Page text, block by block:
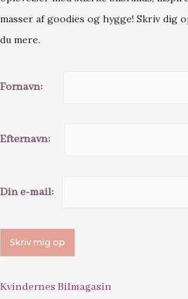
masser af goodies og hygge! Skriv dig
du mere.
Fornavn:
Efternavn:
Din e-mail:
Kvindernes Bilmagasin